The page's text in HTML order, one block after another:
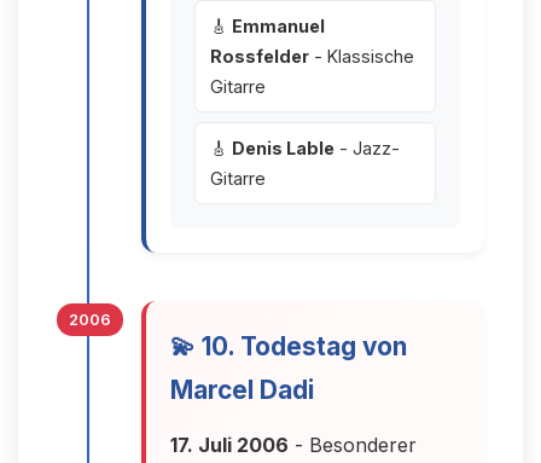
🎸 Emmanuel
Rossfelder - Klassische
Gitarre
🎸 Denis Lable - Jazz-
Gitarre
2006
💫 10. Todestag von
Marcel Dadi
17. Juli 2006 - Besonderer